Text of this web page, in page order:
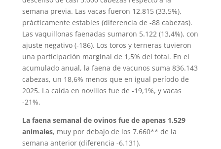
semana previa. Las vacas fueron 12.815 (33,5%),
prácticamente estables (diferencia de -88 cabezas).
Las vaquillonas faenadas sumaron 5.122 (13,4%), con
ajuste negativo (-186). Los toros y terneras tuvieron
una participación marginal de 1,5% del total. En el
acumulado anual, la faena de vacunos suma 836.143
cabezas, un 18,6% menos que en igual período de
2025. La caída en novillos fue de -19,1%, y vacas
-21%.
La faena semanal de ovinos fue de apenas 1.529
animales, muy por debajo de los 7.660** de la
semana anterior (diferencia -6.131).